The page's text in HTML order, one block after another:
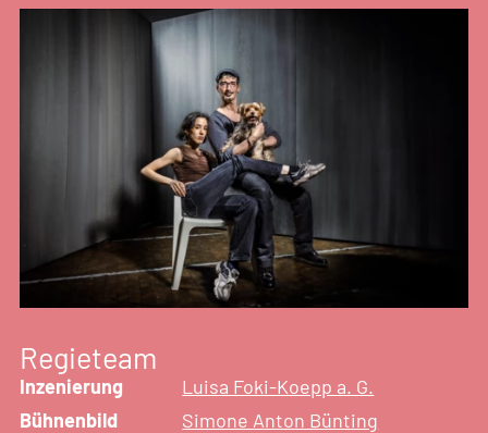
Regieteam
Inzenierung
Luisa Foki-Koepp a. G.
Bühnenbild
Simone Anton Bünting